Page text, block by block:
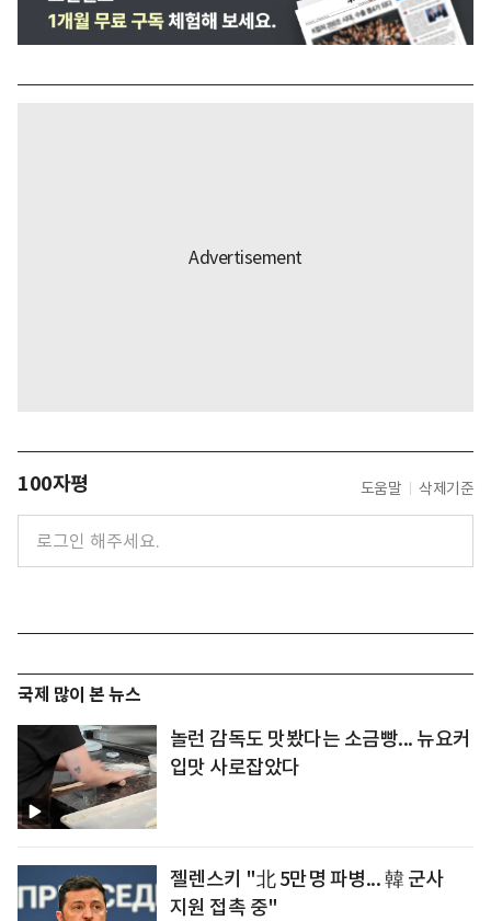
100자평 도움말 삭제기준
국제 많이 본 뉴스
놀런 감독도 맛봤다는 소금빵... 뉴요커
입맛 사로잡았다
젤렌스키 "北 5만명 파병... 韓 군사
지원 접촉 중"